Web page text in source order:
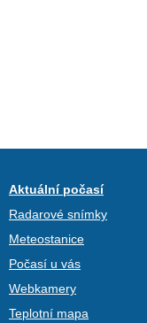
Aktuální počasí
Radarové snímky
Meteostanice
Počasí u vás
Webkamery
Teplotní mapa